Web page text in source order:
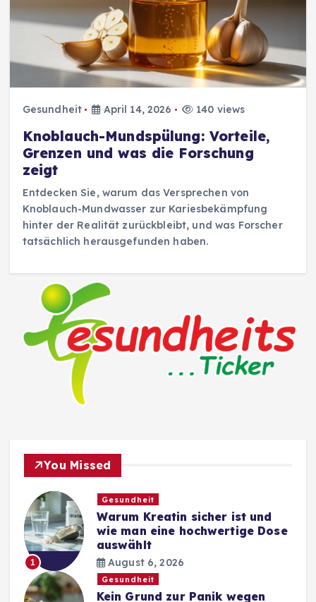
Gesundheit April 14, 2026 140 views
Knoblauch-Mundspülung: Vorteile,
Grenzen und was die Forschung
zeigt
Entdecken Sie, warum das Versprechen von
Knoblauch-Mundwasser zur Kariesbekämpfung
hinter der Realität zurückbleibt, und was Forscher
tatsächlich herausgefunden haben.
You Missed
1
Gesundheit
Warum Kreatin sicher ist und
wie man eine hochwertige Dose
auswählt
August 6, 2026
Gesundheit
Kein Grund zur Panik wegen